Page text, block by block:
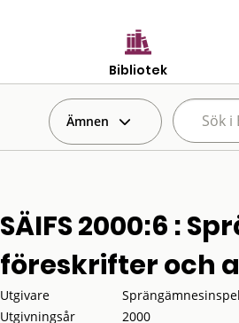
Bibliotek
Ämnen
SÄIFS 2000:6 :
föreskrifter och
Utgivare
Utgivningsår
2000